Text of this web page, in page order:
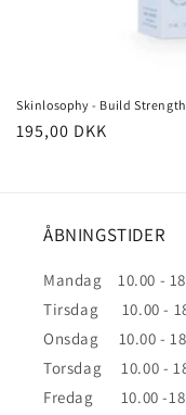
Skinlosophy - Build Strength
Normalpris
195,00 DKK
ÅBNINGSTIDER
Mandag 10.00 -
Tirsdag 10.00 -
Onsdag 10.00 -
Torsdag 10.00 -
Fredag 10.00 -